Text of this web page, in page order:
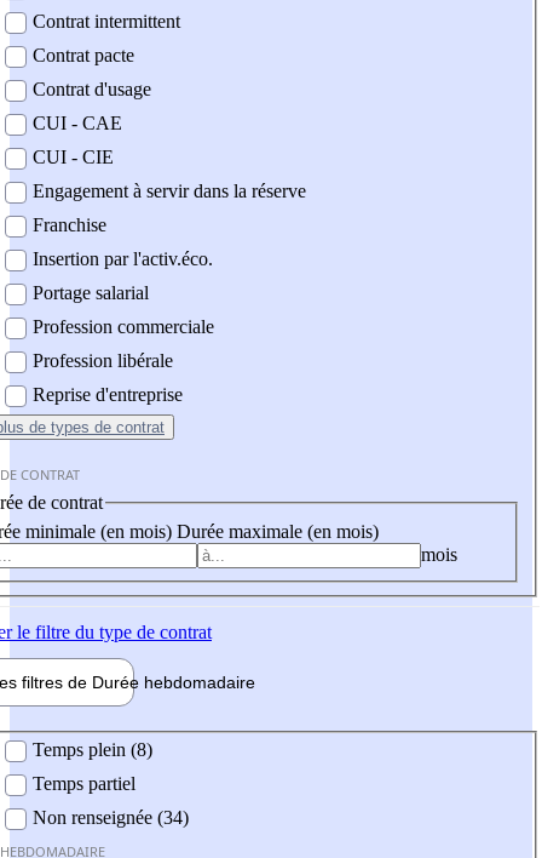
Contrat intermittent
Contrat pacte
Contrat d'usage
CUI - CAE
CUI - CIE
Engagement à servir dans la réserve
Franchise
Insertion par l'activ.éco.
Portage salarial
Profession commerciale
Profession libérale
Reprise d'entreprise
de types de contrat
CONTRAT
de contrat
minimale (en mois) Durée maximale (en mois)
mois
le filtre du type de contrat
filtres de Durée hebdomadaire
Temps plein (8)
Temps partiel
Non renseignée (34)